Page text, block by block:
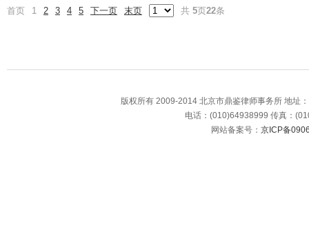
首页 1 2 3 4 5 下一页 末页 共 5页22条
版权所有 2009-2014 北京市鼎鉴律师事务所 地址
电话：(010)64938999 传真：
网站备案号： 京ICP备